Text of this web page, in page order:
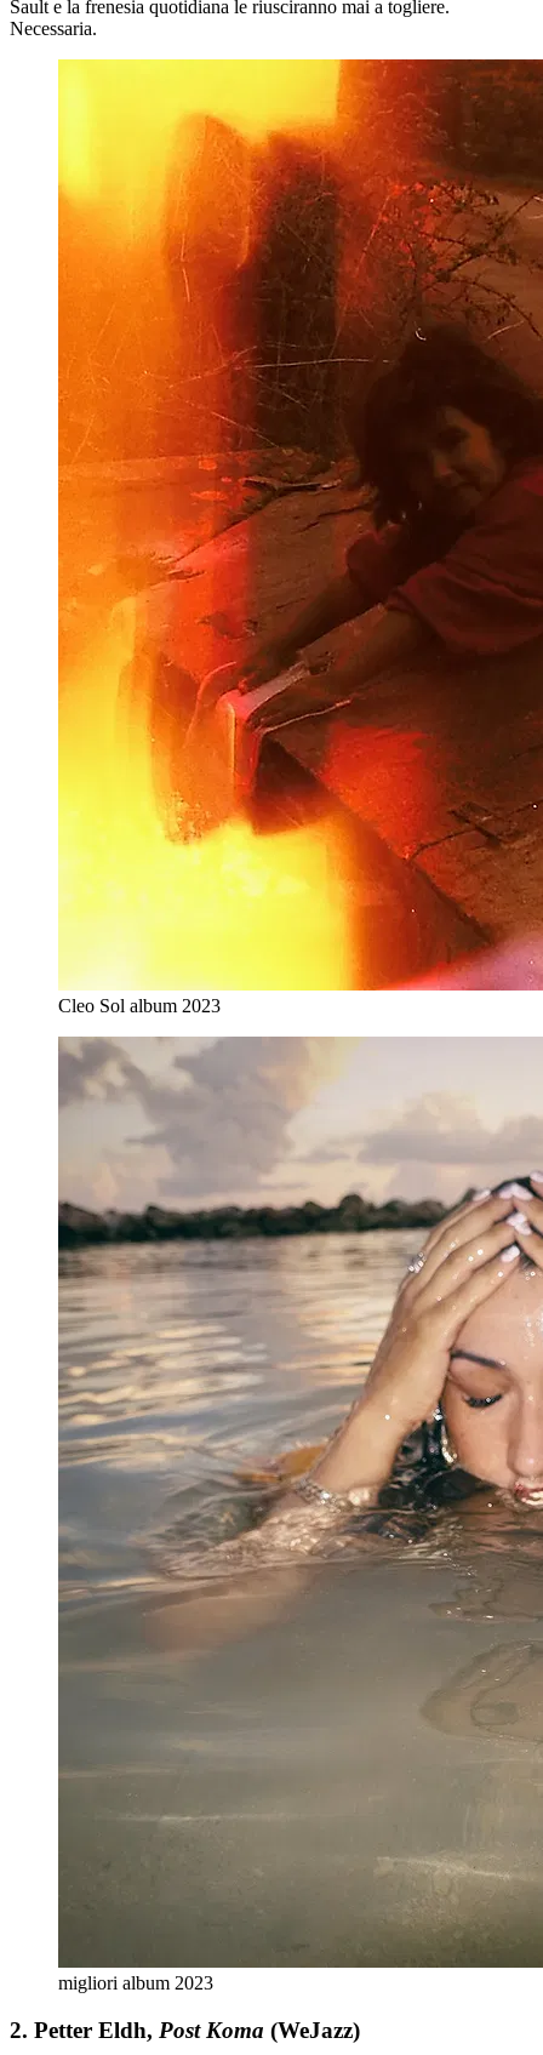
Sault e la frenesia quotidiana le riusciranno mai a togliere.
Necessaria.
Cleo Sol album 2023
migliori album 2023
2. Petter Eldh, Post Koma (WeJazz)